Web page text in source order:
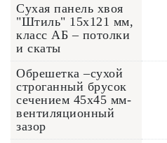
Сухая панель хвоя
"Штиль" 15x121 мм,
класс АБ – потолки
и скаты
Обрешетка –сухой
строганный брусок
сечением 45x45 мм-
вентиляционный
зазор